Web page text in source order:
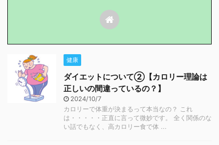
健康
ダイエットについて②【カロリー理論は
正しいの間違っているの？】
2024/10/7
カロリーで体重が決まるって本当なの？ これ
は・・・・・正直に言って微妙です。 全く関係のな
い話でもなく、高カロリー食で体 ...